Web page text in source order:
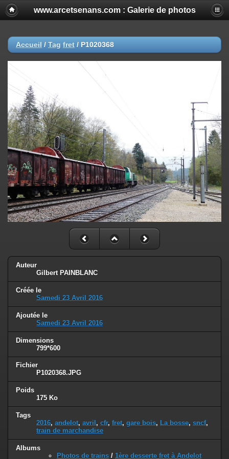
www.arcetsenans.com : Galerie de photos
Accueil / Tag fret / P1020368
Auteur
Gilbert PAINBLANC
Créée le
Samedi 23 Avril 2016
Ajoutée le
Samedi 23 Avril 2016
Dimensions
799*600
Fichier
P1020368.JPG
Poids
175 Ko
Tags
2016, andelot, avril , cfr, fret, gare bois, La bosse, sncf,
train de marchandise
Albums
Photos de trains / 1ère desserte fret à Andelot